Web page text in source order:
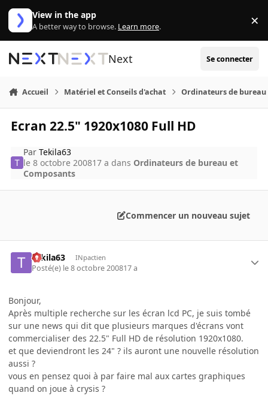
Aller au contenu
View in the app
A better way to browse. Learn more. ×
Next Se connecter
Accueil Matériel et Conseils d'achat Ordinateurs de bureau
Ecran 22.5" 1920x1080 Full HD
ParTekila63
le 8 octobre 200817 a dans Ordinateurs de bureau et
Composants
Commencer un nouveau sujet
Tekila63 INpactien
Posté(e) le 8 octobre 200817 a
Bonjour,
Après multiple recherche sur les écran lcd PC, je suis tombé
sur une news qui dit que plusieurs marques d'écrans vont
commercialiser des 22.5" Full HD de résolution 1920x1080.
et que deviendront les 24" ? ils auront une nouvelle résolution
aussi ?
vous en pensez quoi à par faire mal aux cartes graphiques
quand on joue à crysis ?